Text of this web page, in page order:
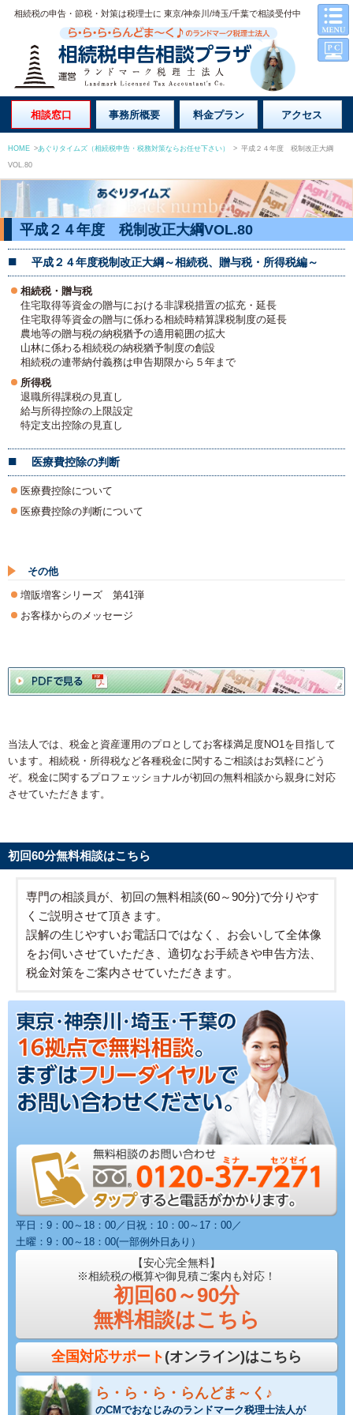
相続税の申告・節税・対策は税理士に 東京/神奈川/埼玉/千葉で相談受付中
相談窓口 事務所概要 料金プラン アクセス
HOME >あぐりタイムズ（相続税申告・税務対策ならお任せ下さい） > 平成２４年度 税制改正大綱
VOL.80
平成２４年度 税制改正大綱VOL.80
平成２４年度税制改正大綱～相続税、贈与税・所得税編～
相続税・贈与税
住宅取得等資金の贈与における非課税措置の拡充・延長
住宅取得等資金の贈与に係わる相続時精算課税制度の延長
農地等の贈与税の納税猶予の適用範囲の拡大
山林に係わる相続税の納税猶予制度の創設
相続税の連帯納付義務は申告期限から５年まで
所得税
退職所得課税の見直し
給与所得控除の上限設定
特定支出控除の見直し
医療費控除の判断
​医療費控除について
医療費控除の判断について
その他
増販増客シリーズ 第41弾
お客様からのメッセージ
当法人では、税金と資産運用のプロとしてお客様満足度NO1を目指して
います。相続税・所得税など各種税金に関するご相談はお気軽にどう
ぞ。税金に関するプロフェッショナルが初回の無料相談から親身に対応
させていただきます。
初回60分無料相談はこちら
専門の相談員が、初回の無料相談(60～90分)で分りやす
くご説明させて頂きます。
誤解の生じやすいお電話口ではなく、お会いして全体像
をお伺いさせていただき、適切なお手続きや申告方法、
税金対策をご案内させていただきます。
平日：9：00～18：00／日祝：10：00～17：00／
土曜：9：00～18：00(一部例外日あり）
【安心完全無料】
※相続税の概算や御見積ご案内も対応！
初回60～90分
無料相談はこちら
全国対応サポート(オンライン)はこちら
ら・ら・ら・らんどま～く♪
のCMでおなじみのランドマーク税理士法人が